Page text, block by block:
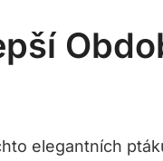
elegantních